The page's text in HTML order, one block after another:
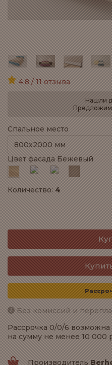
4.8 / 11 отзыва
Нашли
Предложим
Спальное место
Цвет фасада Бежевый
Количество:4
Без комиссий и
Рассрочка 0/0/6 возможна
на сумму не менее 10 000
Производитель